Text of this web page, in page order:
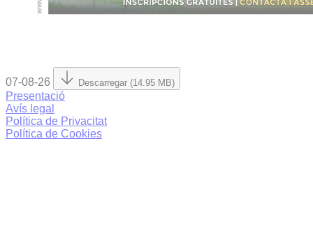
07-08-26 Descarregar (14.95 MB)
Presentació
Avís legal
Política de Privacitat
Política de Cookies